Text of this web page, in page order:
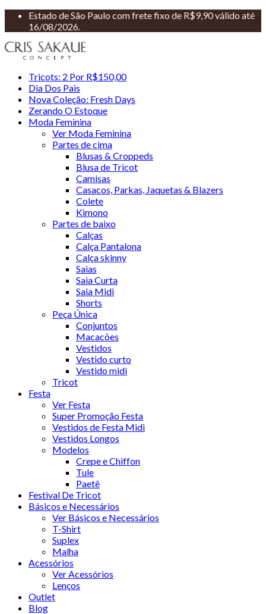
Estado de São Paulo com frete fixo de R$9,90 válido até
16/08/2026.
Tricots: 2 Por R$150,00
Dia Dos Pais
Nova Coleção: Fresh Days
Zerando O Estoque
Moda Feminina
Ver Moda Feminina
Partes de cima
Blusas & Croppeds
Blusa de Tricot
Camisas
Casacos, Parkas, Jaquetas & Blazers
Colete
Kimono
Partes de baixo
Calças
Calça Pantalona
Calça skinny
Saias
Saia Curta
Saia Midi
Shorts
Peça Única
Conjuntos
Macacões
Vestidos
Vestido curto
Vestido midi
Tricot
Festa
Ver Festa
Super Promoção Festa
Vestidos de Festa Midi
Vestidos Longos
Modelos
Crepe e Chiffon
Tule
Paetê
Festival De Tricot
Básicos e Necessários
Ver Básicos e Necessários
T-Shirt
Suplex
Malha
Acessórios
Ver Acessórios
Lenços
Outlet
Blog